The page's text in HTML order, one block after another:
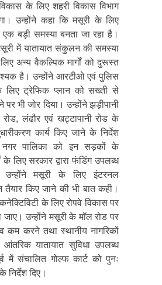
के लिए शहरी विकास विभाग
उन्होंने कहा कि मसूरी के लिए
बड़ी समस्या बनता जा रहा है।
में यातायात संकुलन की समस्या
अन्य वैकल्पिक मार्गों को दुरूस्त
है। उन्होंने आरटीओ एवं पुलिस
लिए ट्रेफिक प्लान को सख्ती से
पर भी जोर दिया। उन्होंने झड़ीपानी
लंढौर एवं खट्टापानी रोड के
कार्य किए जाने के निर्देश
पालिका को इन सड़कों के
के लिए सरकार द्वारा फंडिंग उपलब्ध
उन्होंने मसूरी के लिए इंटरनल
तैयार किए जाने की भी बात कही।
के लिए रोपवे विकास पर
जाए। उन्होंने मसूरी के मॉल रोड पर
कम करने तथा स्थानीय नागरिकों
यातायात सुविधा उपलब्ध
में संचालित गोल्फ कार्ट को पुनः
दिए।